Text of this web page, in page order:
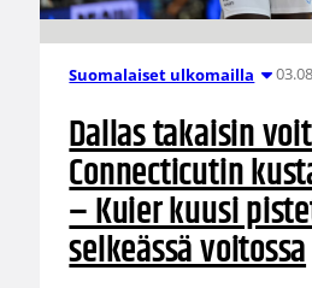
Suomalaiset ulkomailla
Dallas takaisin
Connecticutin
– Kuier kuusi
selkeässä voitossa